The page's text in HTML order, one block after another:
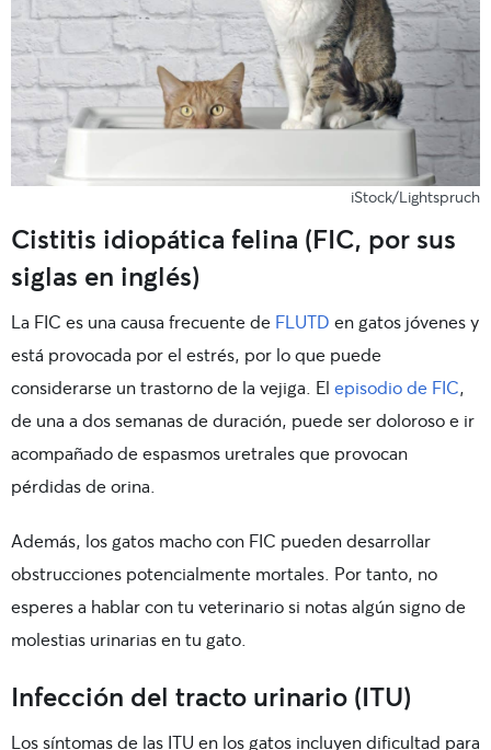
iStock/Lightspruch
Cistitis idiopática felina (FIC, por sus
siglas en inglés)
La FIC es una causa frecuente de FLUTD en gatos jóvenes y
está provocada por el estrés, por lo que puede
considerarse un trastorno de la vejiga. El episodio de FIC,
de una a dos semanas de duración, puede ser doloroso e ir
acompañado de espasmos uretrales que provocan
pérdidas de orina.
Además, los gatos macho con FIC pueden desarrollar
obstrucciones potencialmente mortales. Por tanto, no
esperes a hablar con tu veterinario si notas algún signo de
molestias urinarias en tu gato.
Infección del tracto urinario (ITU)
Los síntomas de las ITU en los gatos incluyen dificultad para